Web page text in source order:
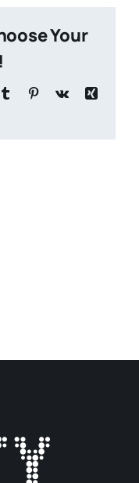
Your
Tumblr Pinterest
Vk
Xing